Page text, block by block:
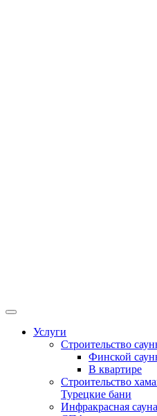
Услуги
Строительство
Финской
В квартире
Строительство
Турецкие бани
Инфракрасная сауна